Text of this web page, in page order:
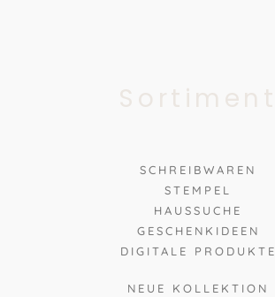
Sortiment
SCHREIBWAREN
STEMPEL
HAUSSUCHE
GESCHENKIDEEN
DIGITALE PRODUKTE
NEUE KOLLEKTION